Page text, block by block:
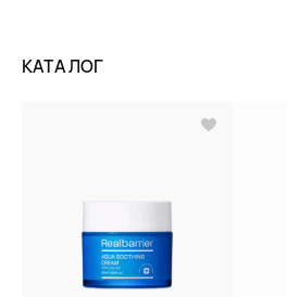
КАТАЛОГ